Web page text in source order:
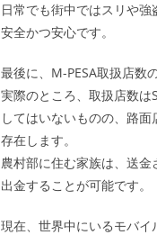
日常でも街中ではスリや
安全かつ安心です。
最後に、M-PESA取扱店数
実際のところ、取扱店数
してはいないものの、路
存在します。
農村部に住む家族は、送
出金することが可能です。
現在、世界中にいるモバイ